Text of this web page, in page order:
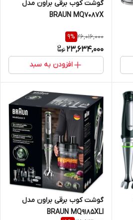
گوشت کوب برقی براون مدل
BRAUN MQ7087X
26,016,000
9%
23,634,000
افزودن به سبد
گوشت کوب برقی براون مدل
BRAUN MQ9185XLI